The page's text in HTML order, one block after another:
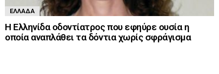
ΕΛΛΆΔΑ
Η Ελληνίδα οδοντίατρος που εφηύρε ουσία η
οποία αναπλάθει τα δόντια χωρίς σφράγισμα